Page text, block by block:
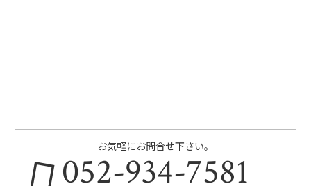
お気軽にお問合せ下さい。
052-934-7581